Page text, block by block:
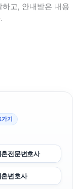
고, 안내받은 내용
가기
전문변호사
혼변호사